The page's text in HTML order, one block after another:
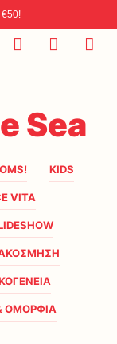
€50!
Sea
KIDS
VITA
ΟΜΟΡΦΙΑ